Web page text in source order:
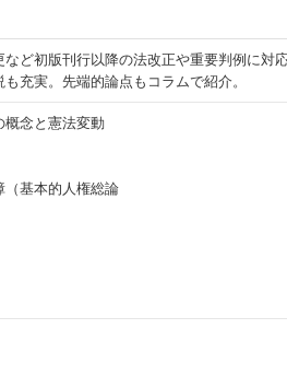
ど初版刊行以降の法改正や重要判例に対
充実。先端的論点もコラムで紹介。
念と憲法変動
基本的人権総論